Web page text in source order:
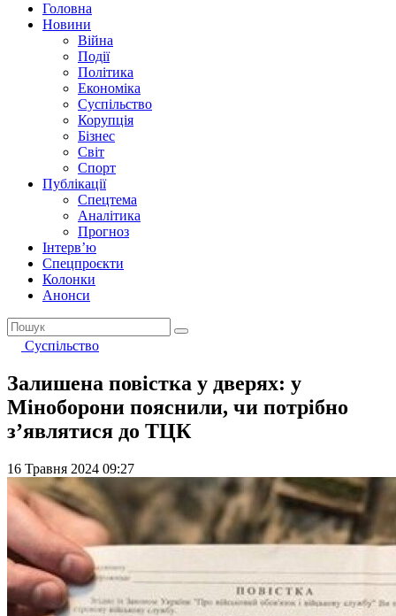
Головна
Новини
Війна
Події
Політика
Економіка
Суспільство
Корупція
Бізнес
Світ
Спорт
Публікації
Спецтема
Аналітика
Прогноз
Інтерв’ю
Спецпроєкти
Колонки
Анонси
Суспільство
Залишена повістка у дверях: у
Міноборони пояснили, чи потрібно
з’являтися до ТЦК
16 Травня 2024 09:27